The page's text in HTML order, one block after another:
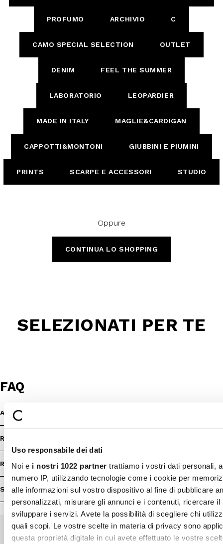
Uso responsabile dei dati
Noi e i nostri 1022 partner trattiamo i vostri dati personali,
numero IP, utilizzando tecnologie come i cookie per
alle informazioni sul vostro dispositivo al fine di pubblicare
personalizzati, misurare gli annunci e i contenuti, ricercare il
sviluppare i servizi. Avete la possibilità di scegliere chi
quali scopi. Le vostre scelte in materia di privacy sono
questa proprietà digitale in cui avete effettuato le vostre
PROFUMO ARCHIVIO C
CAMO SPECIAL SELECTION OUTLET
DENIM FEEL THE SUMMER
LABORATORIO LEOPARDIER
MADE IN ITALY MAGLIE&CARDIGAN
CAPPOTTI&MONTONI GIUBBINI E PIUMINI
PRINTS SCARPE E ACCESSORI STUDIO
Oppure
CONTINUA LO SHOPPING
SELEZIONATI PER TE
FAQ
ASSISTENZA & CONTATTI
RIMBORSI
RESI
SHOP INFO